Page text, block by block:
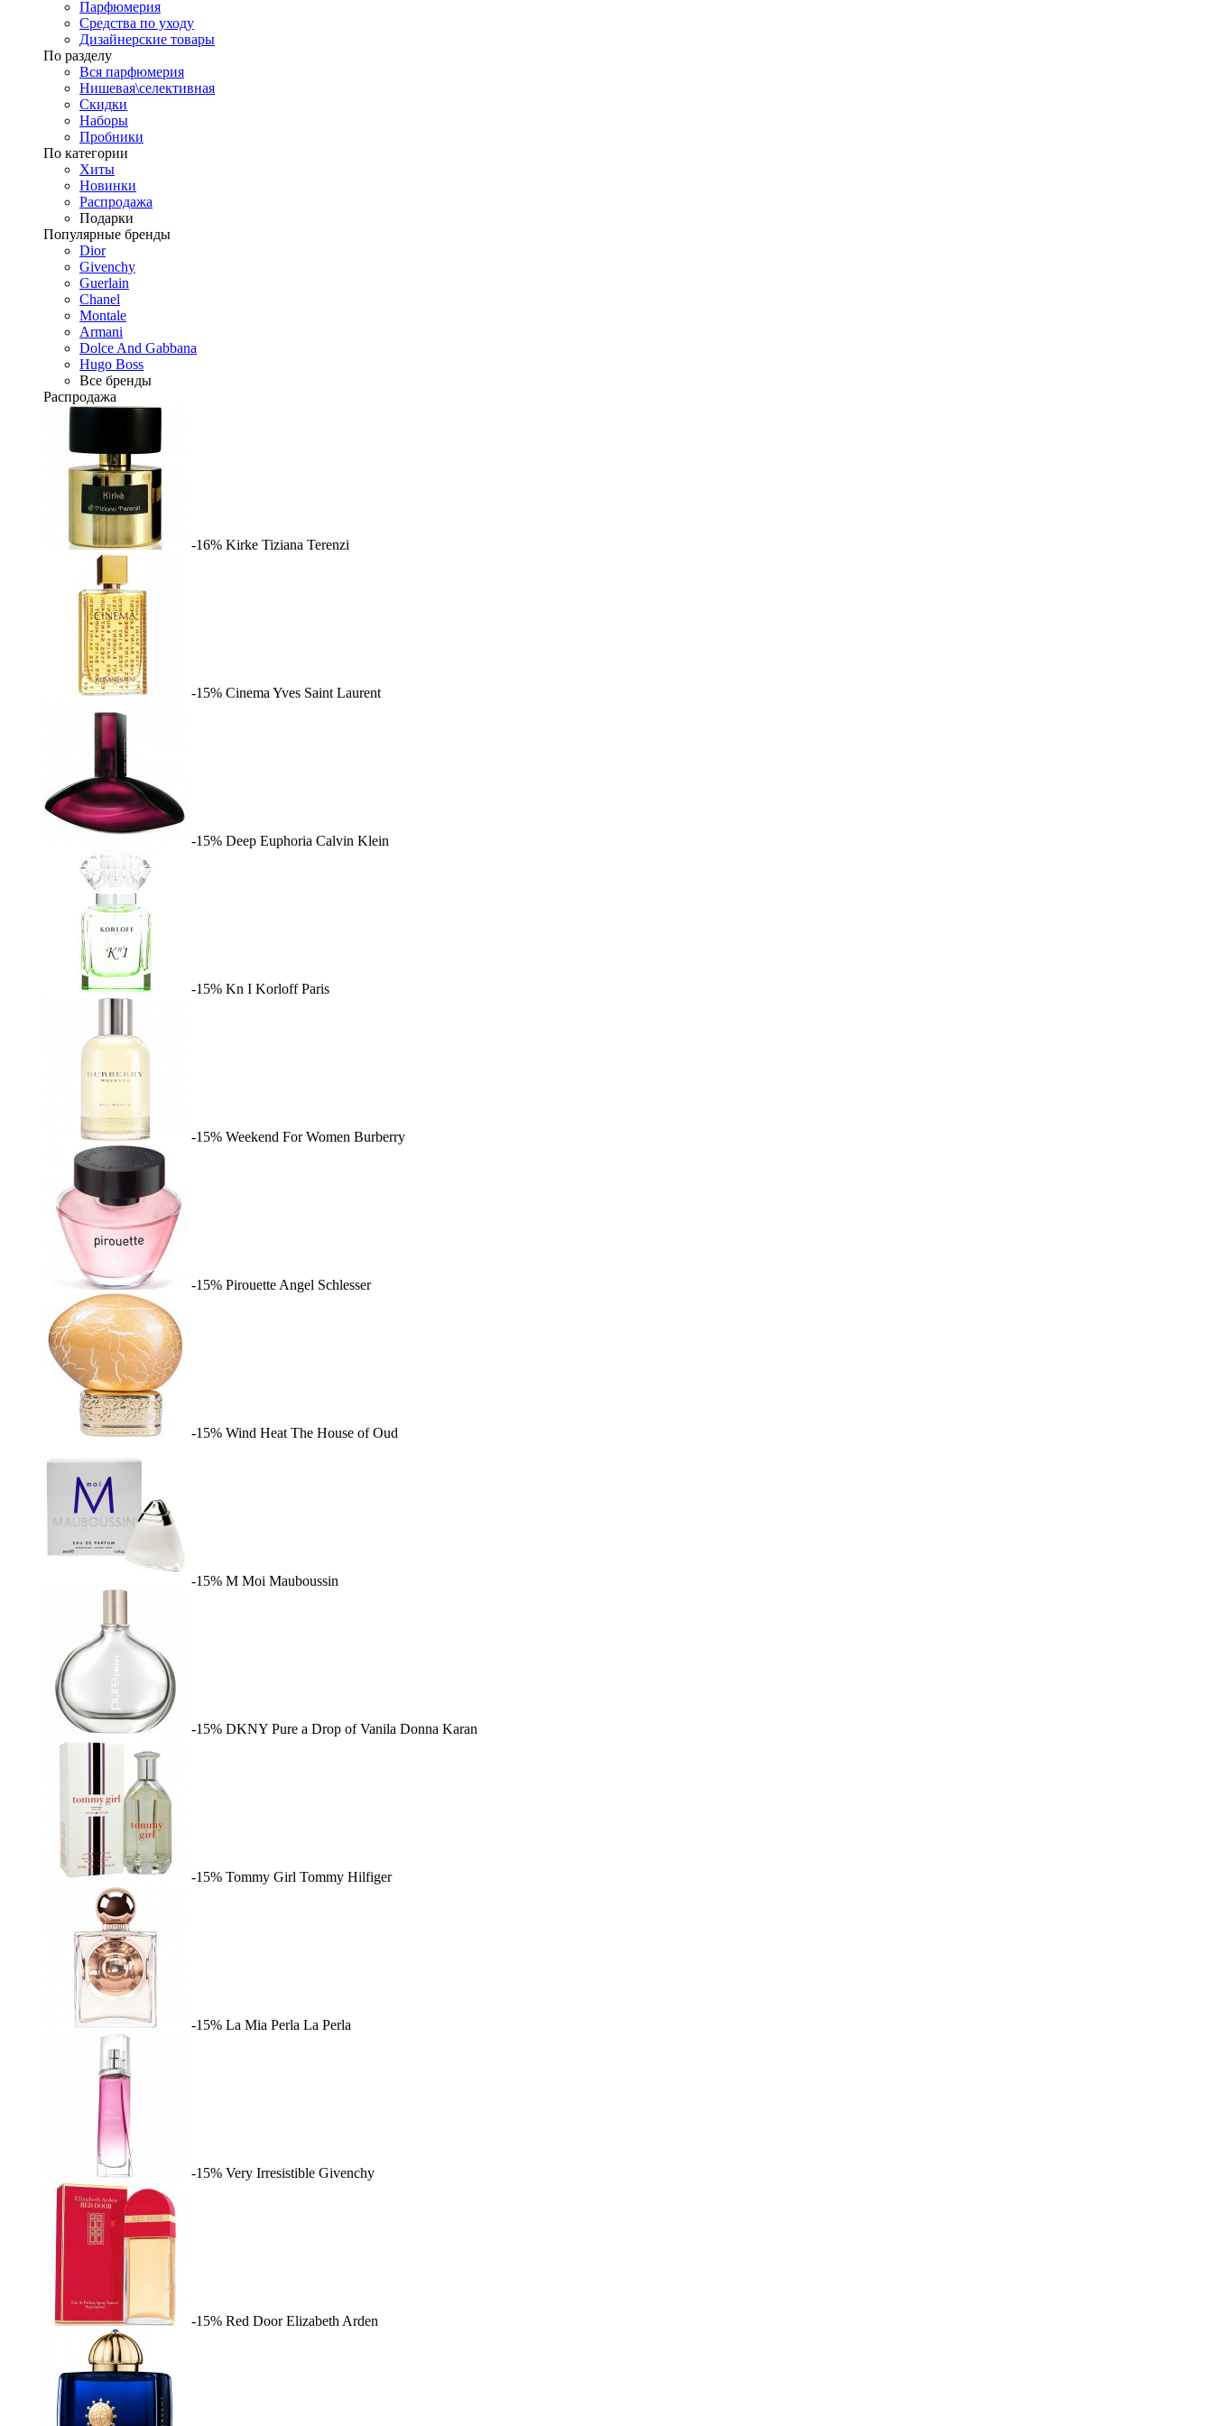
Парфюмерия
Средства по уходу
Дизайнерские товары
По разделу
Вся парфюмерия
Нишевая\селективная
Скидки
Наборы
Пробники
По категории
Хиты
Новинки
Распродажа
Подарки
Популярные бренды
Dior
Givenchy
Guerlain
Chanel
Montale
Armani
Dolce And Gabbana
Hugo Boss
Все бренды
Распродажа
-16% Kirke Tiziana Terenzi
-15% Cinema Yves Saint Laurent
-15% Deep Euphoria Calvin Klein
-15% Kn I Korloff Paris
-15% Weekend For Women Burberry
-15% Pirouette Angel Schlesser
-15% Wind Heat The House of Oud
-15% M Moi Mauboussin
-15% DKNY Pure a Drop of Vanila Donna Karan
-15% Tommy Girl Tommy Hilfiger
-15% La Mia Perla La Perla
-15% Very Irresistible Givenchy
-15% Red Door Elizabeth Arden